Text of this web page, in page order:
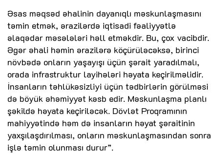
Əsas məqsəd əhalinin dayanıqlı məskunlaşmasını
təmin etmək, ərazilərdə iqtisadi fəaliyyətlə
əlaqədar məsələləri həll etməkdir. Bu, çox vacibdir.
Əgər əhali həmin ərazilərə köçürüləcəksə, birinci
növbədə onların yaşayışı üçün şərait yaradılmalı,
orada infrastruktur layihələri həyata keçirilməlidir.
İnsanların təhlükəsizliyi üçün tədbirlərin görülməsi
də böyük əhəmiyyət kəsb edir. Məskunlaşma planlı
şəkildə həyata keçiriləcək. Dövlət Proqramının
mahiyyətində həm də insanların həyat şəraitinin
yaxşılaşdırılması, onların məskunlaşmasından sonra
işlə təmin olunması durur”.